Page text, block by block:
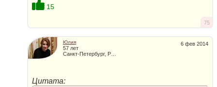
15
75
6 фев 2014
Юлия
57 лет
Цитата: